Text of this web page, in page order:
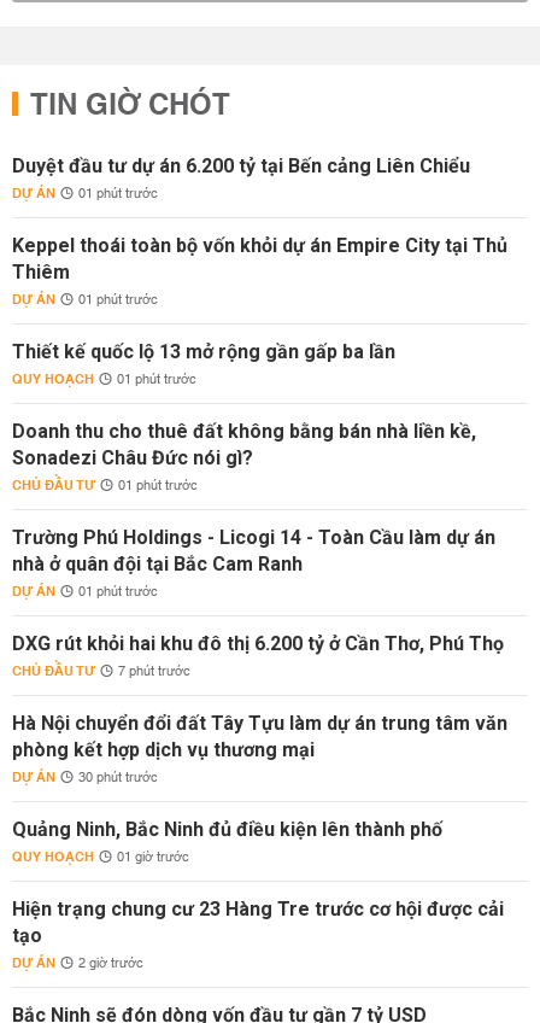
TIN GIỜ CHÓT
Duyệt đầu tư dự án 6.200 tỷ tại Bến cảng Liên Chiểu
DỰ ÁN 01 phút trước
Keppel thoái toàn bộ vốn khỏi dự án Empire City tại Thủ
Thiêm
DỰ ÁN 01 phút trước
Thiết kế quốc lộ 13 mở rộng gần gấp ba lần
QUY HOẠCH 01 phút trước
Doanh thu cho thuê đất không bằng bán nhà liền kề,
Sonadezi Châu Đức nói gì?
CHỦ ĐẦU TƯ 01 phút trước
Trường Phú Holdings - Licogi 14 - Toàn Cầu làm dự án
nhà ở quân đội tại Bắc Cam Ranh
DỰ ÁN 01 phút trước
DXG rút khỏi hai khu đô thị 6.200 tỷ ở Cần Thơ, Phú Thọ
CHỦ ĐẦU TƯ 7 phút trước
Hà Nội chuyển đổi đất Tây Tựu làm dự án trung tâm văn
phòng kết hợp dịch vụ thương mại
DỰ ÁN 30 phút trước
Quảng Ninh, Bắc Ninh đủ điều kiện lên thành phố
QUY HOẠCH 01 giờ trước
Hiện trạng chung cư 23 Hàng Tre trước cơ hội được cải
tạo
DỰ ÁN 2 giờ trước
Bắc Ninh sẽ đón dòng vốn đầu tư gần 7 tỷ USD